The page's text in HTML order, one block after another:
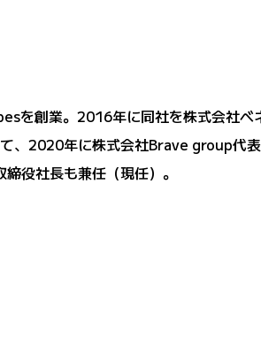
を創業。2016年に同社を株式会社
、2020年に株式会社Brave group代
役社長も兼任（現任）。